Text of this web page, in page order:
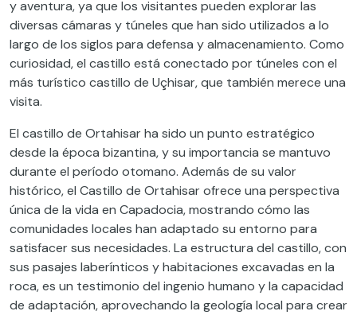
y aventura, ya que los visitantes pueden explorar las
diversas cámaras y túneles que han sido utilizados a lo
largo de los siglos para defensa y almacenamiento. Como
curiosidad, el castillo está conectado por túneles con el
más turístico castillo de Uçhisar, que también merece una
visita.
El castillo de Ortahisar ha sido un punto estratégico
desde la época bizantina, y su importancia se mantuvo
durante el período otomano. Además de su valor
histórico, el Castillo de Ortahisar ofrece una perspectiva
única de la vida en Capadocia, mostrando cómo las
comunidades locales han adaptado su entorno para
satisfacer sus necesidades. La estructura del castillo, con
sus pasajes laberínticos y habitaciones excavadas en la
roca, es un testimonio del ingenio humano y la capacidad
de adaptación, aprovechando la geología local para crear